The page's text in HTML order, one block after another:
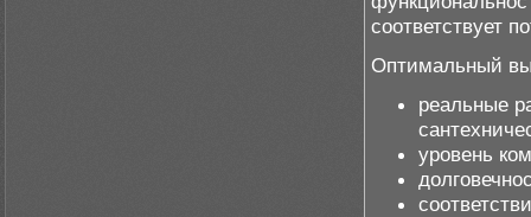
соответствует
Оптимальный
реальные
уровень